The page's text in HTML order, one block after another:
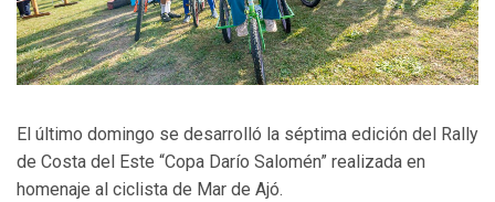
El último domingo se desarrolló la séptima edición del Rally
de Costa del Este “Copa Darío Salomén” realizada en
homenaje al ciclista de Mar de Ajó.